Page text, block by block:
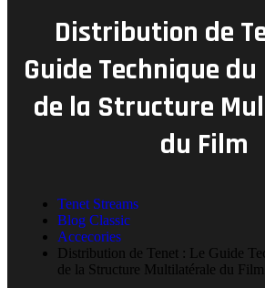
Distribution de
Guide Technique
de la Structure
du Film
Tenet Streams
Blog Classic
Accecories
Distribution de Tenet : Le Guide
de la Structure Multilatérale du Film